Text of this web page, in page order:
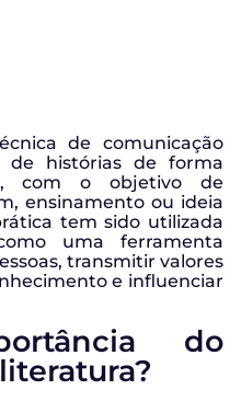
de comunicação
de histórias de forma
com o objetivo de
ensinamento ou ideia
tem sido utilizada
uma ferramenta
transmitir valores
e influenciar
do